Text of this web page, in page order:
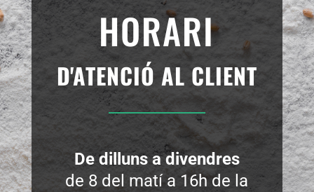
HORARI
D'ATENCIÓ AL CLIENT
De dilluns a divendres
de 8 del matí a 16h de la